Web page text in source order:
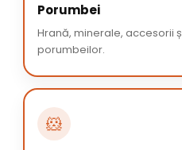
Porumbei
Hrană, minerale, accesorii
porumbeilor.
🐹